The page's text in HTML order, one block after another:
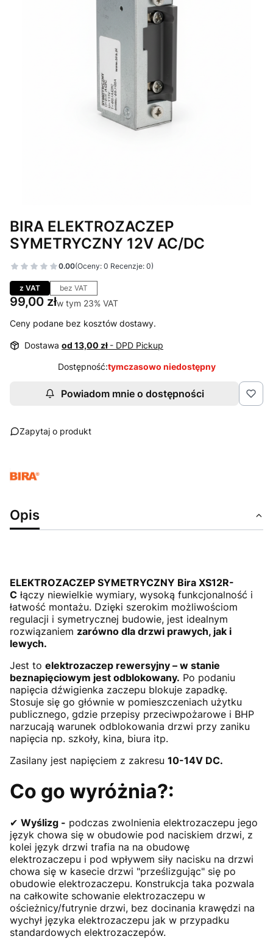
BIRA ELEKTROZACZEP
SYMETRYCZNY 12V AC/DC
0.00(Oceny: 0 Recenzje: 0)
Przejdź do sekcji Opinie
z VAT bez VAT
Cena
99,00 złw tym 23% VAT
w tym 23% VAT
Ceny podane bez kosztów dostawy.
Dostawa od 13,00 zł - DPD Pickup
Dostępność:tymczasowo niedostępny
Powiadom mnie o dostępności
Zapytaj o produkt
Opis
ELEKTROZACZEP SYMETRYCZNY Bira XS12R-
C łączy niewielkie wymiary, wysoką funkcjonalność i
łatwość montażu. Dzięki szerokim możliwościom
regulacji i symetrycznej budowie, jest idealnym
rozwiązaniem zarówno dla drzwi prawych, jak i
lewych.
Jest to elektrozaczep rewersyjny – w stanie
beznapięciowym jest odblokowany. Po podaniu
napięcia dźwigienka zaczepu blokuje zapadkę.
Stosuje się go głównie w pomieszczeniach użytku
publicznego, gdzie przepisy przeciwpożarowe i BHP
narzucają warunek odblokowania drzwi przy zaniku
napięcia np. szkoły, kina, biura itp.
Zasilany jest napięciem z zakresu 10-14V DC.
Co go wyróżnia?:
✔ Wyślizg - podczas zwolnienia elektrozaczepu jego
język chowa się w obudowie pod naciskiem drzwi, z
kolei język drzwi trafia na na obudowę
elektrozaczepu i pod wpływem siły nacisku na drzwi
chowa się w kasecie drzwi "prześlizgując" się po
obudowie elektrozaczepu. Konstrukcja taka pozwala
na całkowite schowanie elektrozaczepu w
ościeżnicy/futrynie drzwi, bez docinania krawędzi na
wychył języka elektrozaczepu jak w przypadku
standardowych elektrozaczepów.